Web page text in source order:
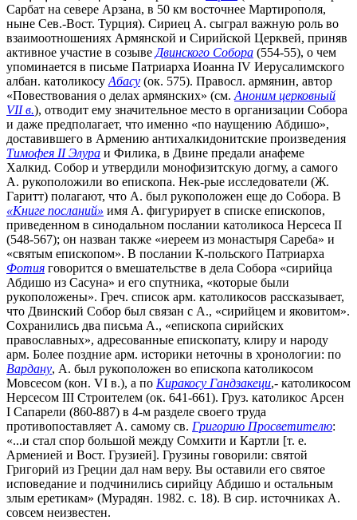
Сарбат на севере Арзана, в 50 км восточнее Мартирополя,
ныне Сев.-Вост. Турция). Сириец А. сыграл важную роль во
взаимоотношениях Армянской и Сирийской Церквей, приняв
активное участие в созыве Двинского Собора (554-55), о чем
упоминается в письме Патриарха Иоанна IV Иерусалимского
албан. католикосу Абасу (ок. 575). Правосл. армянин, автор
«Повествования о делах армянских» (см. Аноним церковный
VII в.), отводит ему значительное место в организации Собора
и даже предполагает, что именно «по наущению Абдишо»,
доставившего в Армению антихалкидонитские произведения
Тимофея II Элура и Филика, в Двине предали анафеме
Халкид. Собор и утвердили монофизитскую догму, а самого
А. рукоположили во епископа. Нек-рые исследователи (Ж.
Гаритт) полагают, что А. был рукоположен еще до Собора. В
«Книге посланий» имя А. фигурирует в списке епископов,
приведенном в синодальном послании католикоса Нерсеса II
(548-567); он назван также «иереем из монастыря Сареба» и
«святым епископом». В послании К-польского Патриарха
Фотия говорится о вмешательстве в дела Собора «сирийца
Абдишо из Сасуна» и его спутника, «которые были
рукоположены». Греч. список арм. католикосов рассказывает,
что Двинский Собор был связан с А., «сирийцем и яковитом».
Сохранились два письма А., «епископа сирийских
православных», адресованные епископату, клиру и народу
арм. Более поздние арм. историки неточны в хронологии: по
Вардану, А. был рукоположен во епископа католикосом
Мовсесом (кон. VI в.), а по Киракосу Гандзакеци,- католикосом
Нерсесом III Строителем (ок. 641-661). Груз. католикос Арсен
I Сапарели (860-887) в 4-м разделе своего труда
противопоставляет А. самому св. Григорию Просветителю:
«...и стал спор большой между Сомхити и Картли [т. е.
Арменией и Вост. Грузией]. Грузины говорили: святой
Григорий из Греции дал нам веру. Вы оставили его святое
исповедание и подчинились сирийцу Абдишо и остальным
злым еретикам» (Мурадян. 1982. с. 18). В сир. источниках А.
совсем неизвестен.